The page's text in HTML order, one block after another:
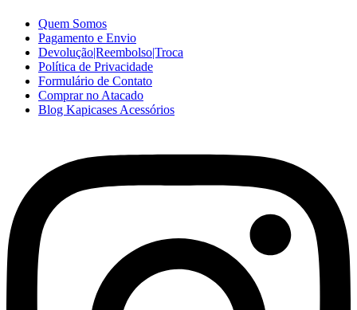
Quem Somos
Pagamento e Envio
Devolução|Reembolso|Troca
Política de Privacidade
Formulário de Contato
Comprar no Atacado
Blog Kapicases Acessórios